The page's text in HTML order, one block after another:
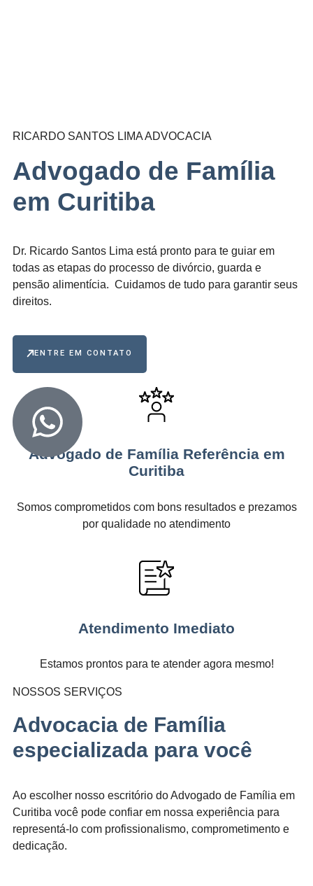
RICARDO SANTOS LIMA ADVOCACIA
Advogado de Família
em Curitiba
Dr. Ricardo Santos Lima está pronto para te guiar em
todas as etapas do processo de divórcio, guarda e
pensão alimentícia. Cuidamos de tudo para garantir seus
direitos.
ENTRE EM CONTATO
Advogado de Família Referência em
Curitiba
Somos comprometidos com bons resultados e prezamos
por qualidade no atendimento
Atendimento Imediato
Estamos prontos para te atender agora mesmo!
NOSSOS SERVIÇOS
Advocacia de Família
especializada para você
Ao escolher nosso escritório do Advogado de Família em
Curitiba você pode confiar em nossa experiência para
representá-lo com profissionalismo, comprometimento e
dedicação.